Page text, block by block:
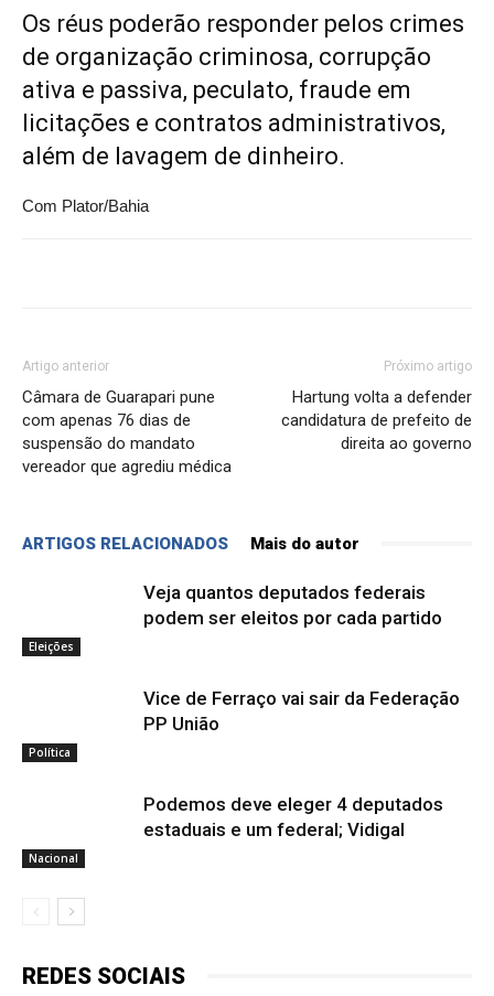
Os réus poderão responder pelos crimes
de organização criminosa, corrupção
ativa e passiva, peculato, fraude em
licitações e contratos administrativos,
além de lavagem de dinheiro.
Com Plator/Bahia
Artigo anterior
Câmara de Guarapari pune
com apenas 76 dias de
suspensão do mandato
vereador que agrediu médica
Próximo artigo
Hartung volta a defender
candidatura de prefeito de
direita ao governo
ARTIGOS RELACIONADOS Mais do autor
Eleições
Veja quantos deputados federais
podem ser eleitos por cada partido
Política
Vice de Ferraço vai sair da Federação
PP União
Nacional
Podemos deve eleger 4 deputados
estaduais e um federal; Vidigal
REDES SOCIAIS